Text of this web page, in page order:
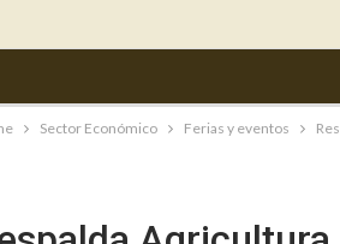
Sector Económico Ferias y eventos